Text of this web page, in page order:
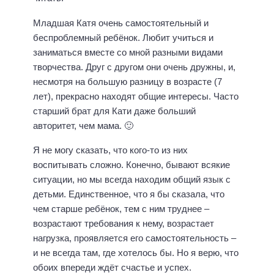
Младшая Катя очень самостоятельный и
беспроблемный ребёнок. Любит учиться и
заниматься вместе со мной разными видами
творчества. Друг с другом они очень дружны, и,
несмотря на большую разницу в возрасте (7
лет), прекрасно находят общие интересы. Часто
старший брат для Кати даже больший
авторитет, чем мама. 🙂
Я не могу сказать, что кого-то из них
воспитывать сложно. Конечно, бывают всякие
ситуации, но мы всегда находим общий язык с
детьми. Единственное, что я бы сказала, что
чем старше ребёнок, тем с ним труднее –
возрастают требования к нему, возрастает
нагрузка, проявляется его самостоятельность –
и не всегда там, где хотелось бы. Но я верю, что
обоих впереди ждёт счастье и успех.